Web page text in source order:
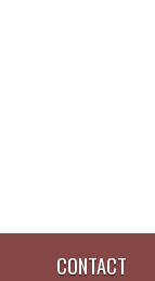
CONTACT